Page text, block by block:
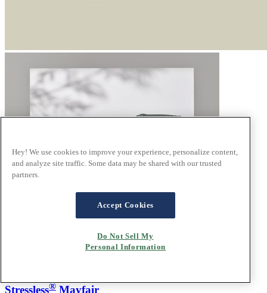
Stressless® Mayfair
Hey! We use cookies to improve your experience, personalize content,
and analyze site traffic. Some data may be shared with our trusted
partners.
Accept Cookies
Do Not Sell My
Personal Information